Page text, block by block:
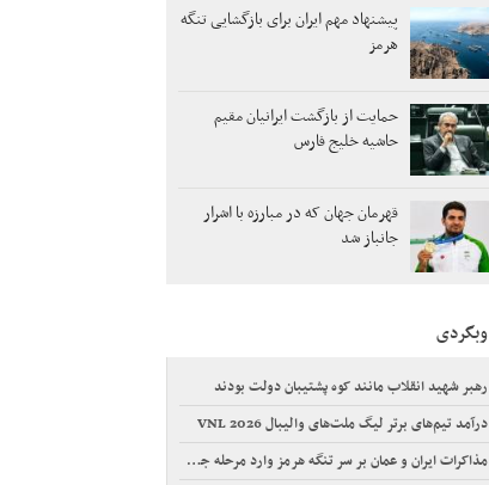
پیشنهاد مهم ایران برای بازگشایی تنگه
هرمز
حمایت از بازگشت ایرانیان مقیم
حاشیه خلیج فارس
قهرمان جهان که در مبارزه با اشرار
جانباز شد
وبگردی
رهبر شهید انقلاب مانند کوه پشتیبان دولت بودند
درآمد تیم‌های برتر لیگ ملت‌های والیبال VNL 2026
مذاکرات ایران و عمان بر سر تنگه هرمز وارد مرحله جدید شد